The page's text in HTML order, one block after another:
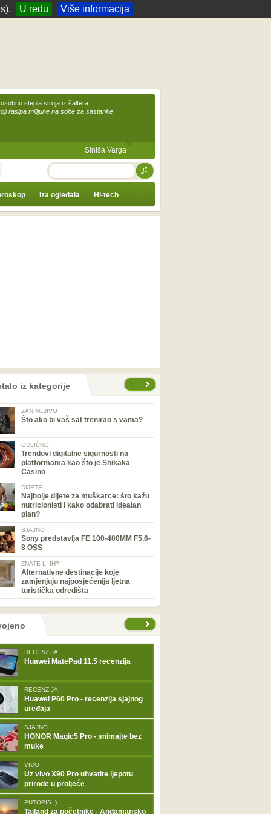
U redu Više informacija
stepla struja iz šaltera
rasipa milijune na sobe za sastanke
Siniša Varga
TRAŽI
Iza ogledala Hi-tech
iz kategorije
ZANIMLJIVO
Što ako bi vaš sat trenirao s vama?
ODLIČNO
Trendovi digitalne sigurnosti na
platformama kao što je Shikaka
Casino
DIJETE
Najbolje dijete za muškarce: što kažu
nutricionisti i kako odabrati idealan
plan?
SJAJNO
Sony predstavlja FE 100-400MM F5.6-
8 OSS
ZNATE LI IH?
Alternativne destinacije koje
zamjenjuju najposjećenija ljetna
turistička odredišta
RECENZIJA
Huawei MatePad 11.5 recenzija
RECENZIJA
Huawei P60 Pro - recenzija sjajnog
uređaja
SJAJNO
HONOR Magic5 Pro - snimajte bez
muke
VIVO
Uz vivo X90 Pro uhvatite ljepotu
prirode u proljeće
PUTOPIS :)
Tajland za početnike - Andamansko